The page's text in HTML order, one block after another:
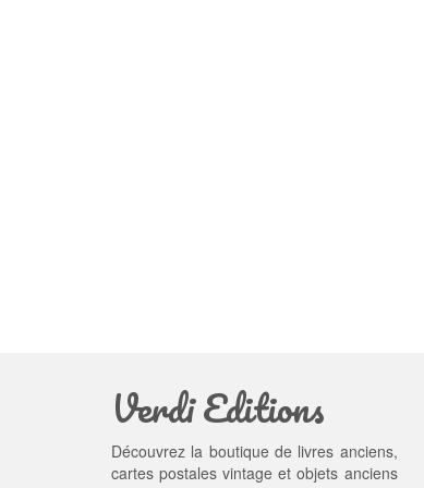
Verdi Editions
Découvrez la boutique de livres anciens,
cartes postales vintage et objets anciens